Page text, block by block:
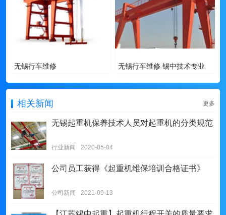
无锡行车维修 无锡行车维修 锡中技术专业
相关新闻 更多
无锡起重机保养技术人员对起重机的分类规范
行业新闻 2020-05-04
公司员工获得《起重机维保培训合格证书》
公司新闻 2021-09-13